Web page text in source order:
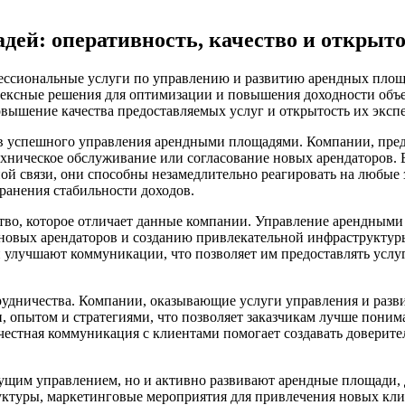
оперативность, качество и
услуги по управлению и развитию арендных
решения для оптимизации и повышения доходности
качества предоставляемых услуг и открытость их
управления арендными площадями. Компании,
обслуживание или согласование новых
связи, они способны незамедлительно реагировать на
стабильности доходов.
которое отличает данные компании. Управление
арендаторов и созданию привлекательной
коммуникации, что позволяет им предоставлять
Компании, оказывающие услуги управления и
и стратегиями, что позволяет заказчикам лучше
коммуникация с клиентами помогает создавать
управлением, но и активно развивают арендные
маркетинговые мероприятия для привлечения новых